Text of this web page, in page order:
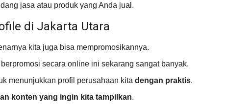
jasa atau produk yang Anda jual.
di Jakarta Utara
kita juga bisa mempromosikannya.
secara online ini sekarang sangat banyak.
menunjukkan profil perusahaan kita dengan praktis.
konten yang ingin kita tampilkan.